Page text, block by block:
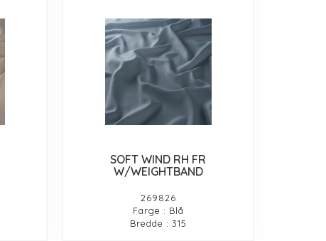
SOFT WIND RH FR
W/WEIGHTBAND
269826
Farge : Blå
Bredde : 315